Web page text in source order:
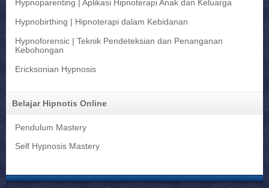
Hypnoparenting | Aplikasi Hipnoterapi Anak dan Keluarga
Hypnobirthing | Hipnoterapi dalam Kebidanan
Hypnoforensic | Teknik Pendeteksian dan Penanganan
Kebohongan
Ericksonian Hypnosis
Belajar Hipnotis Online
Pendulum Mastery
Self Hypnosis Mastery